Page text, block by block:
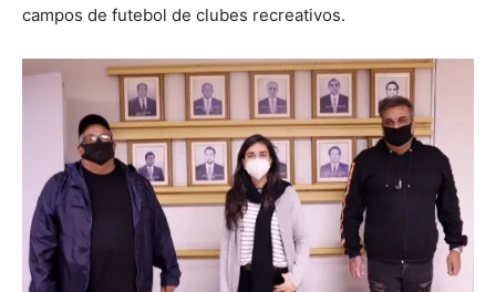
campos de futebol de clubes recreativos.